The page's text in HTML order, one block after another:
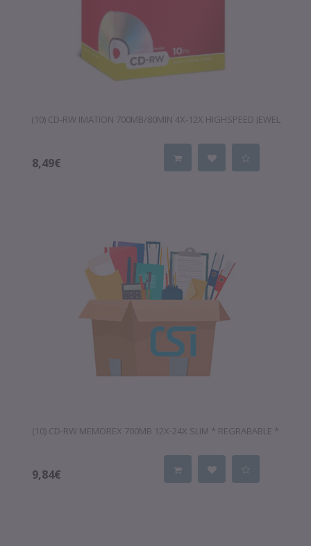
(10) CD-RW IMATION 700MB/80MIN 4X-12X HIGHSPEED JEWEL
8,49€
(10) CD-RW MEMOREX 700MB 12X-24X SLIM * REGRABABLE *
9,84€